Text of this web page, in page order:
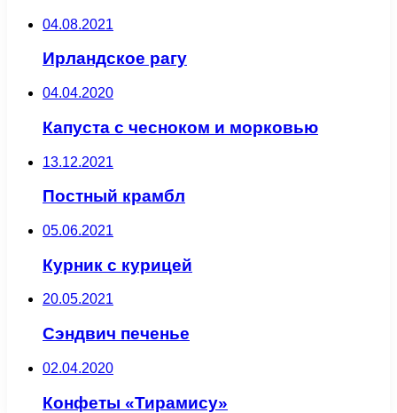
04.08.2021
Ирландское рагу
04.04.2020
Капуста с чесноком и морковью
13.12.2021
Постный крамбл
05.06.2021
Курник с курицей
20.05.2021
Сэндвич печенье
02.04.2020
Конфеты «Тирамису»